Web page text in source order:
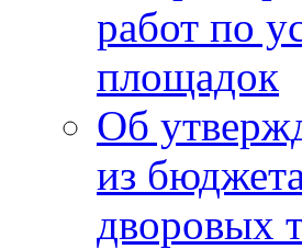
работ по
площадок
Об
из
дворовых